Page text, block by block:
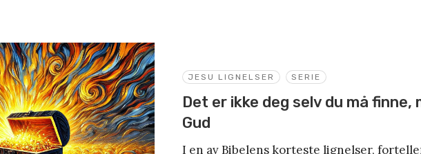
JESU LIGNELSER SERIE
Det er ikke deg selv du må finne,
Gud
I en av Bibelens korteste lignelser,